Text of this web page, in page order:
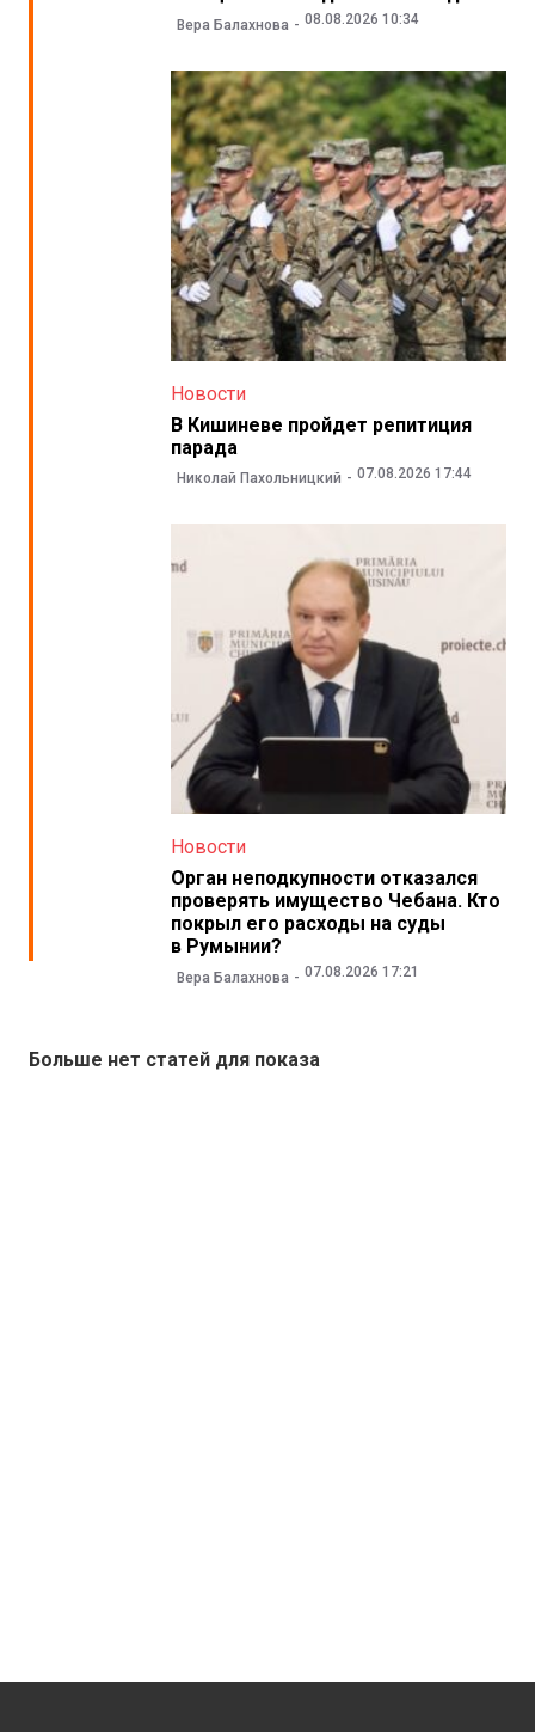
Вера Балахнова 08.08.2026 10:34
Новости
В Кишиневе пройдет репитиция
парада
Николай Пахольницкий 07.08.2026 17:44
Новости
Орган неподкупности отказался
проверять имущество Чебана. Кто
покрыл его расходы на суды
в Румынии?
Вера Балахнова 07.08.2026 17:21
Больше нет статей для показа